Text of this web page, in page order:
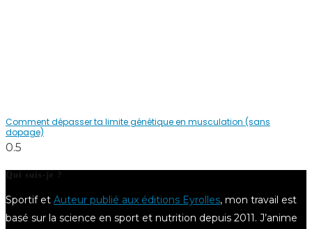
Comment dépasser ta limite génétique en musculation (sans
dopage)
Qui suis-je ?
Sportif et Auteur publié aux éditions Eyrolles, mon travail est
basé sur la science en sport et nutrition depuis 2011. J’anime